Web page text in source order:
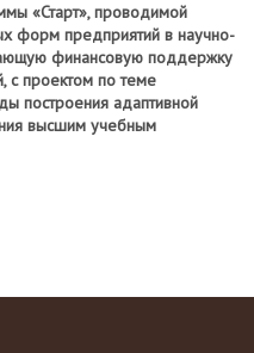
«Старт», проводимой
форм предприятий в научно-
финансовую поддержку
с проектом по теме
построения адаптивной
высшим учебным